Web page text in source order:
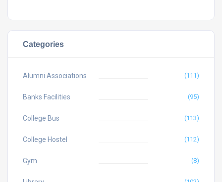
Categories
Alumni Associations (111)
Banks Facilities (95)
College Bus (113)
College Hostel (112)
Gym (8)